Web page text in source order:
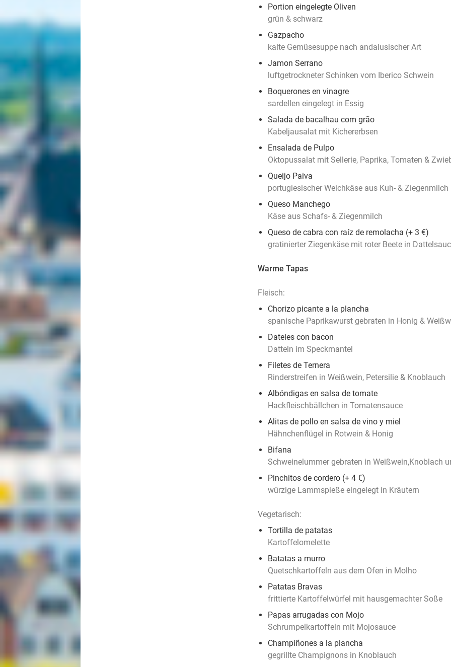
Portion eingelegte Oliven
grün & schwarz
Gazpacho
kalte Gemüsesuppe nach andalusischer Art
Jamon Serrano
luftgetrockneter Schinken vom Iberico Schwein
Boquerones en vinagre
sardellen eingelegt in Essig
Salada de bacalhau com grão
Kabeljausalat mit Kichererbsen
Ensalada de Pulpo
Oktopussalat mit Sellerie, Paprika, Tomaten &
Queijo Paiva
portugiesischer Weichkäse aus Kuh- & Ziegenmilch
Queso Manchego
Käse aus Schafs- & Ziegenmilch
Queso de cabra con raíz de remolacha (+ 3 €)
gratinierter Ziegenkäse mit roter Beete in
Warme Tapas
Fleisch:
Chorizo picante a la plancha
spanische Paprikawurst gebraten in Honig &
Dateles con bacon
Datteln im Speckmantel
Filetes de Ternera
Rinderstreifen in Weißwein, Petersilie & Knoblauch
Albóndigas en salsa de tomate
Hackfleischbällchen in Tomatensauce
Alitas de pollo en salsa de vino y miel
Hähnchenflügel in Rotwein & Honig
Bifana
Schweinelummer gebraten in Weißwein,Knoblach
Pinchitos de cordero (+ 4 €)
würzige Lammspieße eingelegt in Kräutern
Vegetarisch:
Tortilla de patatas
Kartoffelomelette
Batatas a murro
Quetschkartoffeln aus dem Ofen in Molho
Patatas Bravas
frittierte Kartoffelwürfel mit hausgemachter Soße
Papas arrugadas con Mojo
Schrumpelkartoffeln mit Mojosauce
Champiñones a la plancha
gegrillte Champignons in Knoblauch